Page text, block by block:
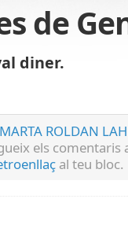
de
diner.
MARTA ROLDAN
els comentaris
al teu bloc.